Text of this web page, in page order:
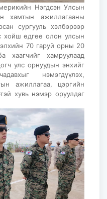
Нэгдсэн Улсын
хамтын ажиллагааны
сургууль хэлбэрээр
хойш өдгөө олон улсын
70 гаруй орны 20
хаагчийг хамруулаад
улс орнуудын энхийг
нэмэгдүүлэх,
ажиллагаа, цэргийн
хувь нэмэр оруулдаг